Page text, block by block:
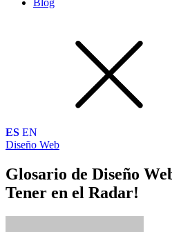
Blog
ES EN
Diseño Web
Glosario de Diseño
Tener en el Radar!